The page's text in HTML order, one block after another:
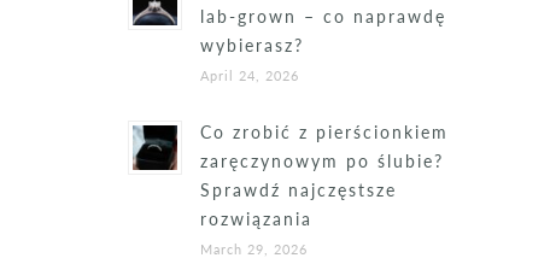
lab-grown – co naprawdę
wybierasz?
April 24, 2026
Co zrobić z pierścionkiem
zaręczynowym po ślubie?
Sprawdź najczęstsze
rozwiązania
March 29, 2026